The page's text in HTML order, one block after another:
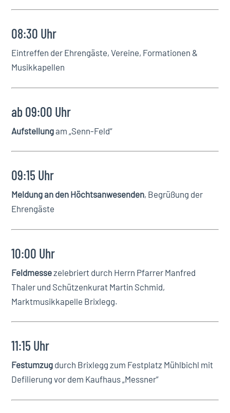
08:30 Uhr
Eintreffen der Ehrengäste, Vereine, Formationen &
Musikkapellen
ab 09:00 Uhr
Aufstellungam „Senn-Feld“
09:15 Uhr
Meldung an den Höchtsanwesenden, Begrüßung der
Ehrengäste
10:00 Uhr
Feldmessezelebriert durch Herrn Pfarrer Manfred
Thaler und Schützenkurat Martin Schmid,
Marktmusikkapelle Brixlegg.
11:15 Uhr
Festumzug durch Brixlegg zum Festplatz Mühlbichl mit
Defilierung vor dem Kaufhaus „Messner“